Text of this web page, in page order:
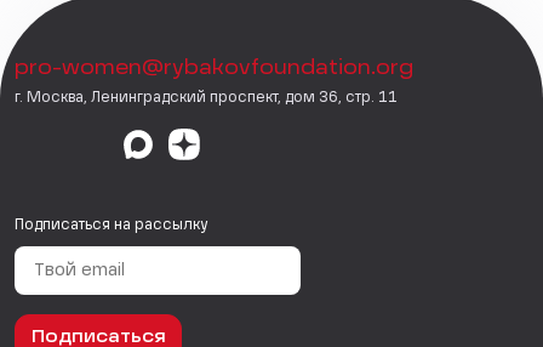
pro-women@rybakovfoundation.org
г. Москва, Ленинградский проспект, дом 36, стр. 11
Подписаться на рассылку
Подписаться